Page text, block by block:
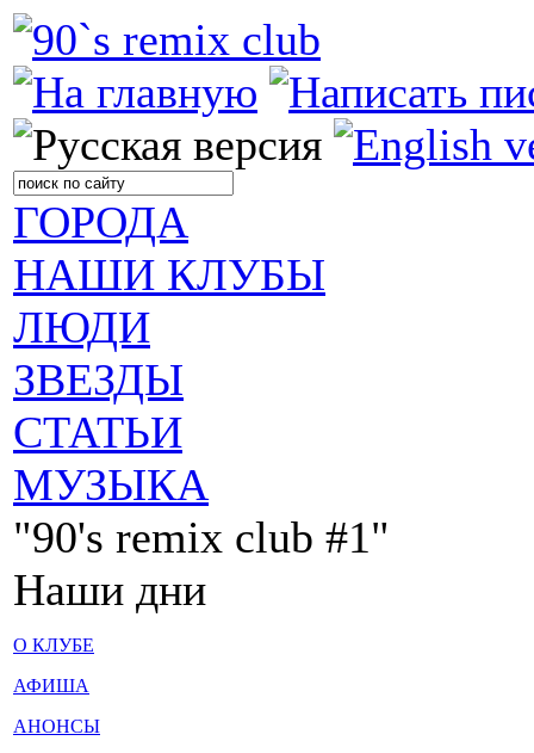
ГОРОДА
НАШИ КЛУБЫ
ЛЮДИ
ЗВЕЗДЫ
СТАТЬИ
МУЗЫКА
"90's remix club #1"
Наши дни
О КЛУБЕ
АФИША
АНОНСЫ